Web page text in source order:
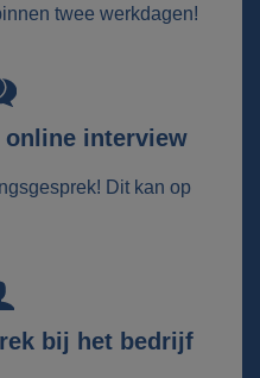
twee werkdagen!
online interview
Dit kan op
bij het bedrijf